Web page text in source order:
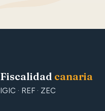
Fiscalidad canaria
IGIC · REF · ZEC